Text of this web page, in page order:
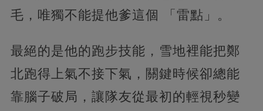
毛，唯獨不能提他爹這個 「雷點」。
最絕的是他的跑步技能，雪地裡能把鄭
北跑得上氣不接下氣，關鍵時候卻總能
靠腦子破局，讓隊友從最初的輕視秒變